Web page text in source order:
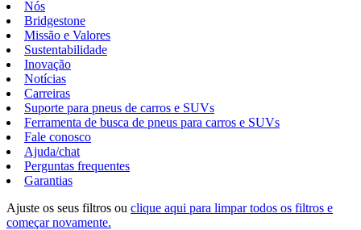
Nós
Bridgestone
Missão e Valores
Sustentabilidade
Inovação
Notícias
Carreiras
Suporte para pneus de carros e SUVs
Ferramenta de busca de pneus para carros e SUVs
Fale conosco
Ajuda/chat
Perguntas frequentes
Garantias
Ajuste os seus filtros ou clique aqui para limpar todos os filtros e
começar novamente.